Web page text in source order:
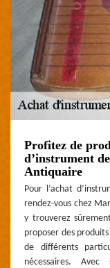
Profitez de
d’instrument
Antiquaire
Pour l’achat
rendez-vous chez
y trouverez
proposer des
de différents
nécessaires.